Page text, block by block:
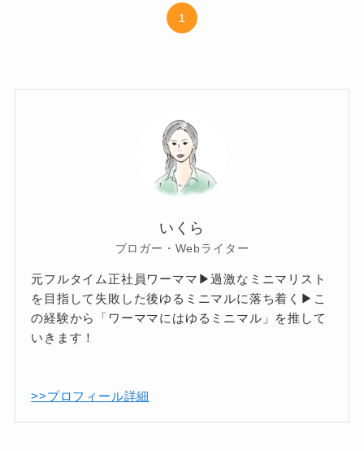
1
いくら
ブロガー・Webライター
元フルタイム正社員ワーママ▶過激なミニマリスト
を目指して失敗した後ゆるミニマルに落ち着く▶こ
の経験から「ワーママにはゆるミニマル」を推して
いきます！
>>プロフィール詳細